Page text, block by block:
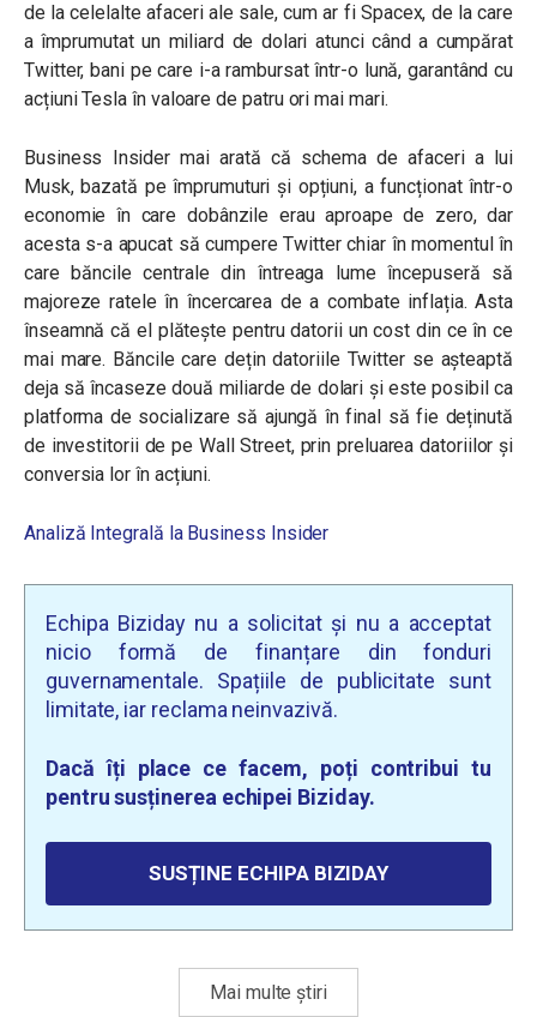
de la celelalte afaceri ale sale, cum ar fi Spacex, de la care
a împrumutat un miliard de dolari atunci când a cumpărat
Twitter, bani pe care i-a rambursat într-o lună, garantând cu
acțiuni Tesla în valoare de patru ori mai mari.
Business Insider mai arată că schema de afaceri a lui
Musk, bazată pe împrumuturi și opțiuni, a funcționat într-o
economie în care dobânzile erau aproape de zero, dar
acesta s-a apucat să cumpere Twitter chiar în momentul în
care băncile centrale din întreaga lume începuseră să
majoreze ratele în încercarea de a combate inflația. Asta
înseamnă că el plătește pentru datorii un cost din ce în ce
mai mare. Băncile care dețin datoriile Twitter se așteaptă
deja să încaseze două miliarde de dolari și este posibil ca
platforma de socializare să ajungă în final să fie deținută
de investitorii de pe Wall Street, prin preluarea datoriilor și
conversia lor în acțiuni.
Analiză Integrală la Business Insider
Echipa Biziday nu a solicitat și nu a acceptat
nicio formă de finanțare din fonduri
guvernamentale. Spațiile de publicitate sunt
limitate, iar reclama neinvazivă.
Dacă îți place ce facem, poți contribui tu
pentru susținerea echipei Biziday.
SUSȚINE ECHIPA BIZIDAY
Mai multe știri